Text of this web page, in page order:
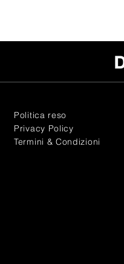
Politica reso
Privacy Policy
Termini & Condizioni